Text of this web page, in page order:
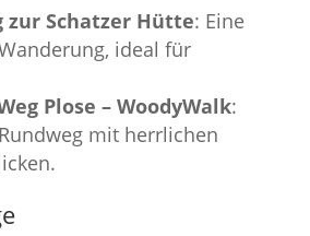
zur Schatzer Hütte: Eine
ideal für
Plose – WoodyWalk:
mit herrlichen